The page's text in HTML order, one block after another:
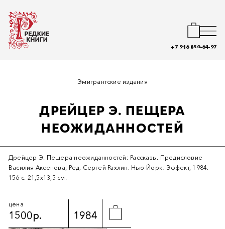
+7 916 850-64-97
Эмигрантские издания
ДРЕЙЦЕР Э. ПЕЩЕРА
НЕОЖИДАННОСТЕЙ
Дрейцер Э. Пещера неожиданностей: Рассказы. Предисловие
Василия Аксенова; Ред. Сергей Рахлин. Нью-Йорк: Эффект, 1984.
156 с. 21,5х13,5 см.
цена
1500р. 1984